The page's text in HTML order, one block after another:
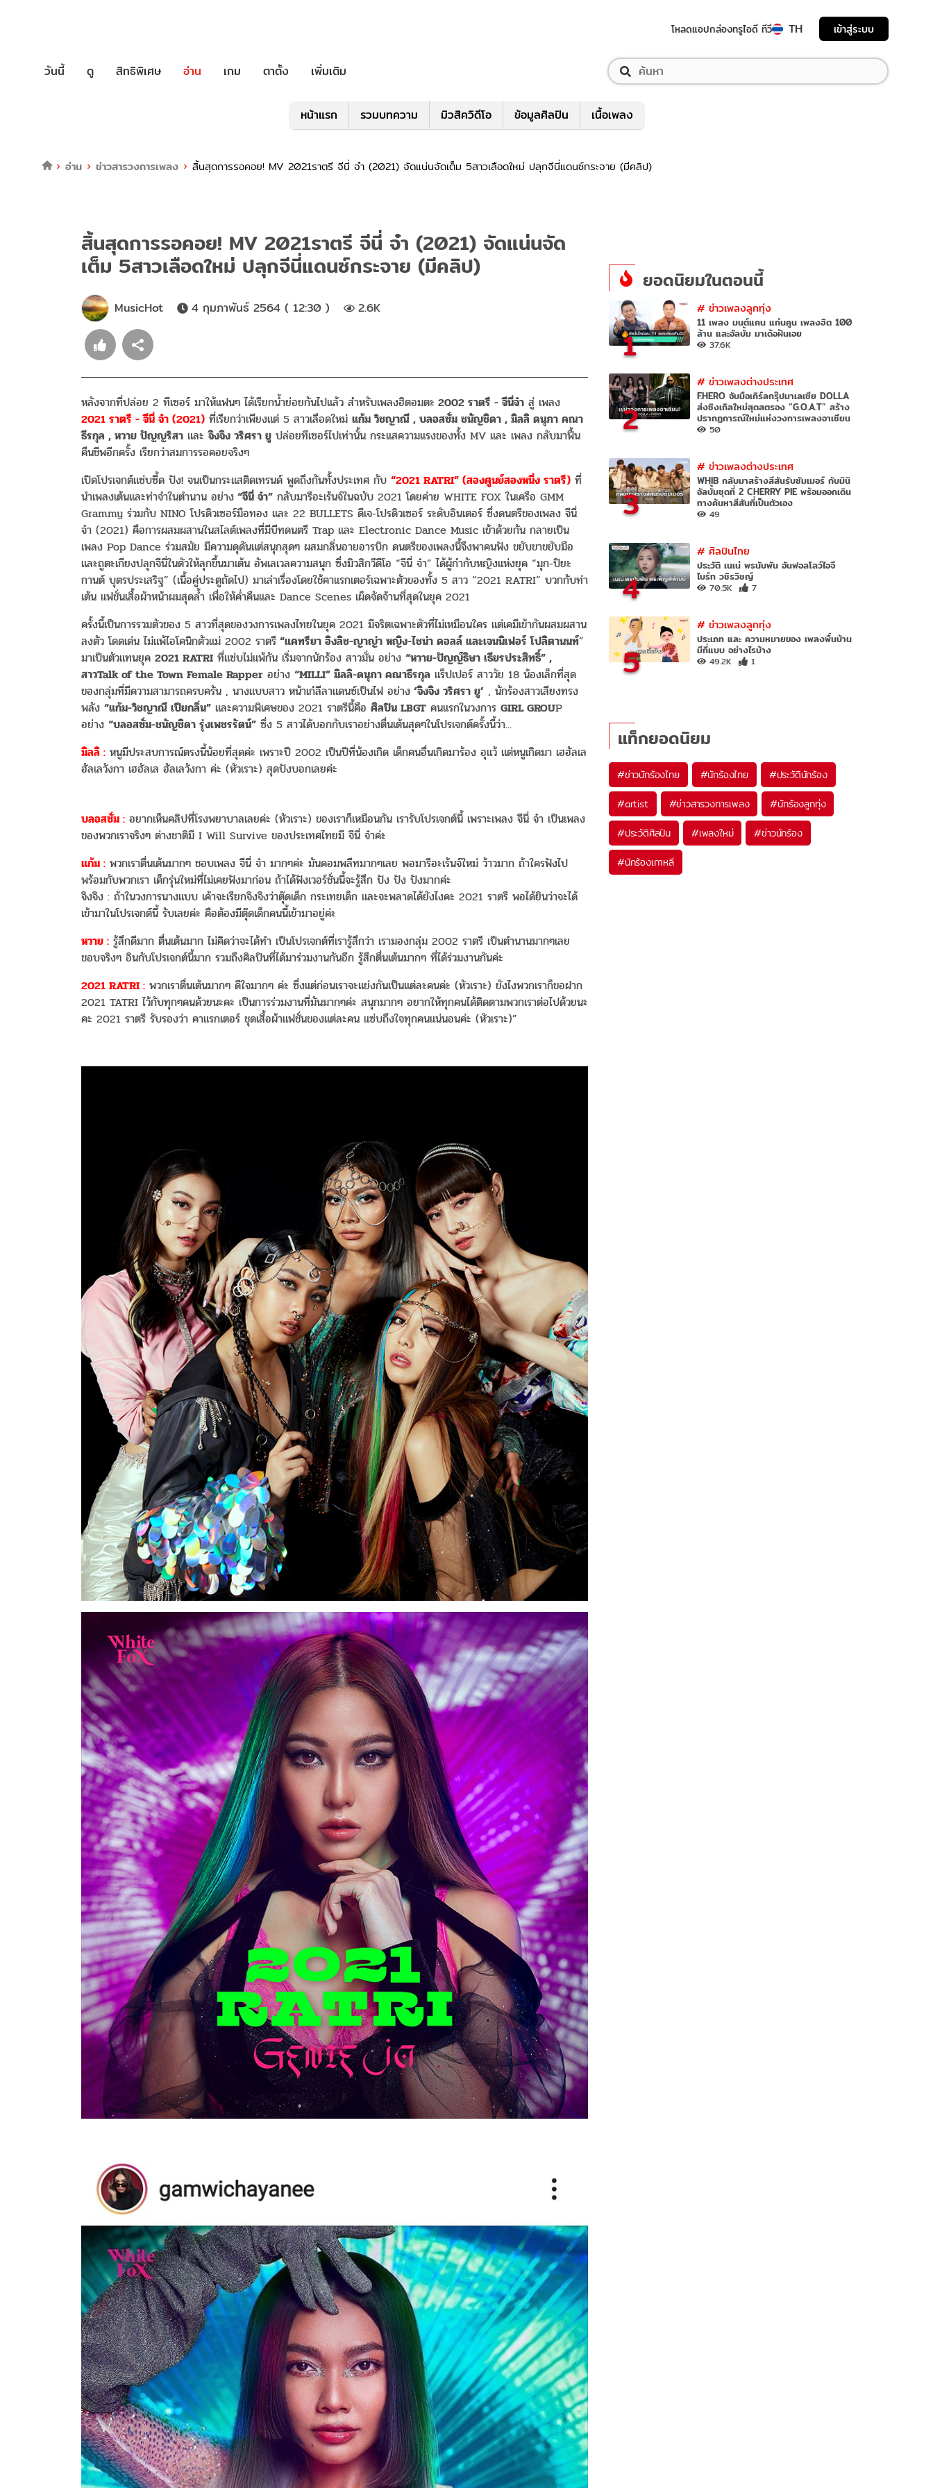
โหลดแอปกล่องทรูไอดี ทีวี TH เข้าสู่ระบบ
วันนี้ ดู สิทธิพิเศษ อ่าน เกม ตาตั้ง เพิ่มเติม
หน้าแรก รวมบทความ มิวสิควิดีโอ ข้อมูลศิลปิน เนื้อเพลง
อ่าน ข่าวสารวงการเพลง สิ้นสุดการรอคอย! MV 2021ราตรี จีนี่ จ๋า (2021) จัดแน่นจัดเต็ม 5สาวเลือดใหม่ ปลุกจีนี่แดนซ์กระจาย (มีคลิป)
สิ้นสุดการรอคอย! MV 2021ราตรี จีนี่ จ๋า (2021) จัดแน่นจัด
เต็ม 5สาวเลือดใหม่ ปลุกจีนี่แดนซ์กระจาย (มีคลิป)
MusicHot 4 กุมภาพันธ์ 2564 ( 12:30 ) 2.6K
หลังจากที่ปล่อย 2 ทีเซอร์ มาให้แฟนๆ ได้เรียกน้ำย่อยกันไปแล้ว สำหรับเพลงฮิตอมตะ 2002 ราตรี - จีนี่จ๋า สู่ เพลง
2021 ราตรี - จีนี่ จ๋า (2021) ที่เรียกว่าเพียงแต่ 5 สาวเลือดใหม่ แก้ม วิชญาณี , บลอสซั่ม ชนัญชิดา , มิลลิ ดนุภา คณา
ธีรกุล , หวาย ปัญญริสา และจิงจิง วริศรา ยู ปล่อยทีเซอร์ไปเท่านั้น กระแสความแรงของทั้ง MV และ เพลง กลับมาฟื้น
คืนชีพอีกครั้ง เรียกว่าสมการรอคอยจริงๆ
เปิดโปรเจกต์แซ่บซี้ด ปัง! จนเป็นกระแสติดเทรนด์ พูดถึงกันทั้งประเทศ กับ “2021 RATRI” (สองศูนย์สองหนึ่ง ราตรี) ที่
นำเพลงเต้นและท่าจำในตำนาน อย่าง “จีนี่ จ๋า” กลับมารีอะเร้นจ์ในฉบับ 2021 โดยค่าย WHITE FOX ในเครือ GMM
Grammy ร่วมกับ NINO โปรดิวเซอร์มือทอง และ 22 BULLETS ดีเจ-โปรดิวเซอร์ ระดับอินเตอร์ ซึ่งดนตรีของเพลง จีนี่
จ๋า (2021) คือการผสมผสานในสไลต์เพลงที่มีบีทดนตรี Trap และ Electronic Dance Music เข้าด้วยกัน กลายเป็น
เพลง Pop Dance ร่วมสมัย มีความดุดันแต่สนุกสุดๆ ผสมกลิ่นอายอารบิก ดนตรีของเพลงนี้จึงพาคนฟัง ขยับขาขยับมือ
และถูตะเกียงปลุกจีนี่ในตัวให้ลุกขึ้นมาเต้น อัพเลเวลความสนุก ซึ่งมิวสิกวีดีโอ “จีนี่ จ๋า” ได้ผู้กำกับหญิงแห่งยุค “มุก-ปิยะ
กานต์ บุตรประเสริฐ” (เนื้อคู่ประตูถัดไป) มาเล่าเรื่องโดยใช้คาแรกเตอร์เฉพาะตัวของทั้ง 5 สาว “2021 RATRI” บวกกับท่า
เต้น แฟชั่นเสื้อผ้าหน้าผมสุดล้ำ เพื่อให้ค่ำคืนและ Dance Scenes เผ็ดจัดจ้านที่สุดในยุค 2021
ครั้งนี้เป็นการรวมตัวของ 5 สาวที่สุดของวงการเพลงไทยในยุค 2021 มีจริตเฉพาะตัวที่ไม่เหมือนใคร แต่เคมีเข้ากันผสมผสาน
ลงตัว โดดเด่น ไม่แพ้ไอโคนิกตัวแม่ 2002 ราตรี “แคทรียา อิงลิช-ญาญ่า หญิง-ไชน่า ดอลล์ และเจนนิเฟอร์ โปลิตานนท์”
มาเป็นตัวแทนยุค 2021 RATRI ที่แซ่บไม่แพ้กัน เริ่มจากนักร้อง สาวมั่น อย่าง “หวาย-ปัญญ์ธิษา เธียรประสิทธิ์” ,
สาวTalk of the Town Female Rapper อย่าง “MILLI” มิลลิ-ดนุภา คณาธีรกุล แร็ปเปอร์ สาววัย 18 น้องเล็กที่สุด
ของกลุ่มที่มีความสามารถครบครัน , นางแบบสาว หน้าเก๋ลีลาแดนซ์เป็นไฟ อย่าง ‘จิงจิง วริศรา ยู’ , นักร้องสาวเสียงทรง
พลัง “แก้ม-วิชญาณี เปียกลิ่น” และความพิเศษของ 2021 ราตรีนี้คือ ศิลปิน LBGT คนแรกในวงการ GIRL GROUP
อย่าง “บลอสซั่ม-ชนัญชิดา รุ่งเพชรรัตน์” ซึ่ง 5 สาวได้บอกกับเราอย่างตื่นเต้นสุดๆในโปรเจกต์ครั้งนี้ว่า...
มิลลิ : หนูมีประสบการณ์ตรงนี้น้อยที่สุดค่ะ เพราะปี 2002 เป็นปีที่น้องเกิด เด็กคนอื่นเกิดมาร้อง อุแว้ แต่หนูเกิดมา เฮฮัลเล
ฮัลเลวังกา เฮฮัลเล ฮัลเลวังกา ค่ะ (หัวเราะ) สุดปังบอกเลยค่ะ
บลอสซั่ม : อยากเห็นคลิปที่โรงพยาบาลเลยค่ะ (หัวเราะ) ของเราก็เหมือนกัน เรารับโปรเจกต์นี้ เพราะเพลง จีนี่ จ๋า เป็นเพลง
ของพวกเราจริงๆ ต่างชาติมี I Will Survive ของประเทศไทยมี จีนี่ จ๋าค่ะ
แก้ม : พวกเราตื่นเต้นมากๆ ชอบเพลง จีนี่ จ๋า มากๆค่ะ มันคอมพลีทมากๆเลย พอมารีอะเร้นจ์ใหม่ ว้าวมาก ถ้าใครฟังไป
พร้อมกับพวกเรา เด็กรุ่นใหม่ที่ไม่เคยฟังมาก่อน ถ้าได้ฟังเวอร์ชั่นนี้จะรู้สึก ปัง ปัง ปังมากค่ะ
จิงจิง : ถ้าในวงการนางแบบ เค้าจะเรียกจิงจิงว่าตุ๊ดเด็ก กระเทยเด็ก และจะพลาดได้ยังไงคะ 2021 ราตรี พอได้ยินว่าจะได้
เข้ามาในโปรเจกต์นี้ รับเลยค่ะ คือต้องมีตุ๊ดเด็กคนนี้เข้ามาอยู่ค่ะ
หวาย : รู้สึกดีมาก ตื่นเต้นมาก ไม่คิดว่าจะได้ทำ เป็นโปรเจกต์ที่เรารู้สึกว่า เรามองกลุ่ม 2002 ราตรี เป็นตำนานมากๆเลย
ชอบจริงๆ อินกับโปรเจกต์นี้มาก รวมถึงศิลปินที่ได้มาร่วมงานกันอีก รู้สึกตื่นเต้นมากๆ ที่ได้ร่วมงานกันค่ะ
2021 RATRI : พวกเราตื่นเต้นมากๆ ดีใจมากๆ ค่ะ ซึ่งแต่ก่อนเราจะแย่งกันเป็นแต่ละคนค่ะ (หัวเราะ) ยังไงพวกเราก็ขอฝาก
2021 TATRI ไว้กับทุกๆคนด้วยนะคะ เป็นการร่วมงานที่มันมากๆค่ะ สนุกมากๆ อยากให้ทุกคนได้ติดตามพวกเราต่อไปด้วยนะ
คะ 2021 ราตรี รับรองว่า คาแรกเตอร์ ชุดเสื้อผ้าแฟชั่นของแต่ละคน แซ่บถึงใจทุกคนแน่นอนค่ะ (หัวเราะ)”
ยอดนิยมในตอนนี้
1
# ข่าวเพลงลูกทุ่ง
11 เพลง มนต์แคน แก่นคูน เพลงฮิต 100
ล้าน และอัลบั้ม มาเด้อฝันเอย
37.6K
2
# ข่าวเพลงต่างประเทศ
F.HERO จับมือเกิร์ลกรุ๊ปมาเลเซีย DOLLA
ส่งซิงเกิลใหม่สุดสตรอง “G.O.A.T” สร้าง
ปรากฏการณ์ใหม่แห่งวงการเพลงอาเซียน
50
3
# ข่าวเพลงต่างประเทศ
WHIB กลับมาสร้างสีสันรับซัมเมอร์ กับมินิ
อัลบั้มชุดที่ 2 CHERRY PIE พร้อมออกเดิน
ทางค้นหาสีสันที่เป็นตัวเอง
49
4
# ศิลปินไทย
ประวัติ เนเน่ พรนับพัน อันฟอลโลว์ไอจี
ไบร์ท วชิรวิชญ์
70.5K 7
5
# ข่าวเพลงลูกทุ่ง
ประเภท และ ความหมายของ เพลงพื้นบ้าน
มีกี่แบบ อย่างไรบ้าง
49.2K 1
แท็กยอดนิยม
#ข่าวนักร้องไทย #นักร้องไทย #ประวัตินักร้อง
#artist #ข่าวสารวงการเพลง #นักร้องลูกทุ่ง
#ประวัติศิลปิน #เพลงใหม่ #ข่าวนักร้อง
#นักร้องเกาหลี